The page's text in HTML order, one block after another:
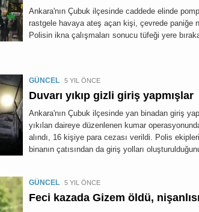
Ankara'nın Çubuk ilçesinde caddede elinde
rastgele havaya ateş açan kişi, çevrede paniğe
Polisin ikna çalışmaları sonucu tüfeği yere
GÜNCEL 5 YIL ÖNCE
Duvarı yıkıp gizli giriş yapmışlar
Ankara'nın Çubuk ilçesinde yan binadan giriş
yıkılan daireye düzenlenen kumar
alındı, 16 kişiye para cezası verildi. Polis
binanın çatısından da giriş yolları
GÜNCEL 5 YIL ÖNCE
Feci kazada Gizem öldü,